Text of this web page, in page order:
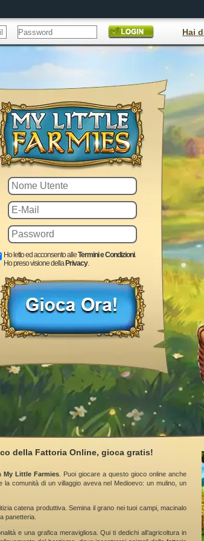
Ho letto ed acconsento alleTermini e Condizioni.
Ho preso visione della Privacy.
Hai
della Fattoria Online, gioca gratis!
My Little Farmies . Puoi giocare a questo gioco online anche
comunità di un villaggio aveva nel Medioevo: un mulino, un
catena produttiva. Semina il grano nei tuoi campi, macinalo
panetteria.
e una grafica meravigliosa. Qui ti dedichi all’agricoltura in